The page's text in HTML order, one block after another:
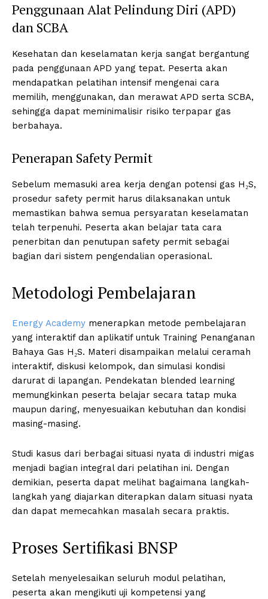
Penggunaan Alat Pelindung Diri (APD)
dan SCBA
Kesehatan dan keselamatan kerja sangat bergantung
pada penggunaan APD yang tepat. Peserta akan
mendapatkan pelatihan intensif mengenai cara
memilih, menggunakan, dan merawat APD serta SCBA,
sehingga dapat meminimalisir risiko terpapar gas
berbahaya.
Penerapan Safety Permit
Sebelum memasuki area kerja dengan potensi gas H₂S,
prosedur safety permit harus dilaksanakan untuk
memastikan bahwa semua persyaratan keselamatan
telah terpenuhi. Peserta akan belajar tata cara
penerbitan dan penutupan safety permit sebagai
bagian dari sistem pengendalian operasional.
Metodologi Pembelajaran
Energy Academy menerapkan metode pembelajaran
yang interaktif dan aplikatif untuk Training Penanganan
Bahaya Gas H₂S. Materi disampaikan melalui ceramah
interaktif, diskusi kelompok, dan simulasi kondisi
darurat di lapangan. Pendekatan blended learning
memungkinkan peserta belajar secara tatap muka
maupun daring, menyesuaikan kebutuhan dan kondisi
masing-masing.
Studi kasus dari berbagai situasi nyata di industri migas
menjadi bagian integral dari pelatihan ini. Dengan
demikian, peserta dapat melihat bagaimana langkah-
langkah yang diajarkan diterapkan dalam situasi nyata
dan dapat memecahkan masalah secara praktis.
Proses Sertifikasi BNSP
Setelah menyelesaikan seluruh modul pelatihan,
peserta akan mengikuti uji kompetensi yang